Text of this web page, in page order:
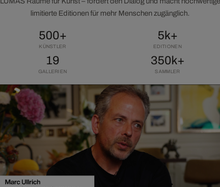
limitierte Editionen für mehr Menschen zugänglich.
500+
KÜNSTLER
5k+
EDITIONEN
19
GALLERIEN
350k+
SAMMLER